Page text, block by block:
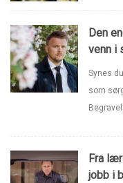
Den
venn i
Synes
som
Fra
jobb i